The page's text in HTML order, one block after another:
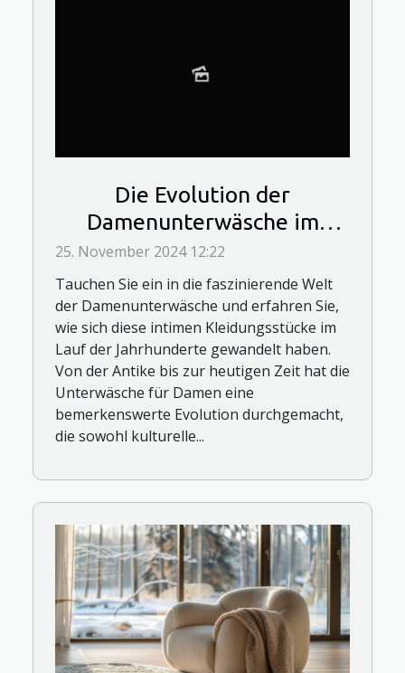
Die Evolution der
Damenunterwäsche im
Laufe der Jahrhunderte
25. November 2024 12:22
Tauchen Sie ein in die faszinierende Welt
der Damenunterwäsche und erfahren Sie,
wie sich diese intimen Kleidungsstücke im
Lauf der Jahrhunderte gewandelt haben.
Von der Antike bis zur heutigen Zeit hat die
Unterwäsche für Damen eine
bemerkenswerte Evolution durchgemacht,
die sowohl kulturelle...